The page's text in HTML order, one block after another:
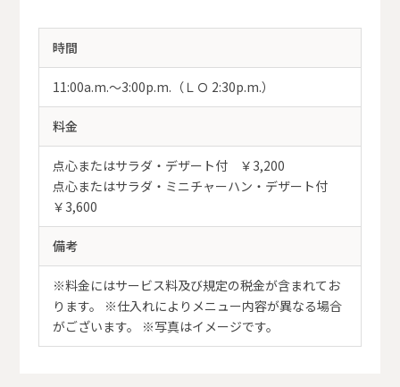
時間
11:00a.m.～3:00p.m.（ＬＯ 2:30p.m.）
料金
点心またはサラダ・デザート付 ￥3,200
点心またはサラダ・ミニチャーハン・デザート付
￥3,600
備考
※料金にはサービス料及び規定の税金が含まれてお
ります。 ※仕入れによりメニュー内容が異なる場合
がございます。 ※写真はイメージです。